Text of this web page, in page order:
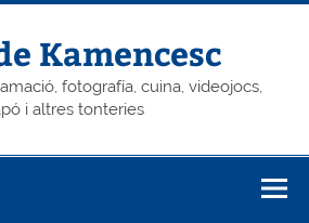
Kamencesc
fotografía, cuina, videojocs,
i altres tonteries